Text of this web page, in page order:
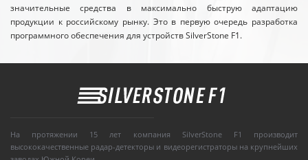
значительные средства в максимально быструю адаптацию
продукции к российскому рынку. Это в первую очередь разработка
программного обеспечения для устройств SilverStone F1.
На протяжении 15 лет компания SilverStone F1 производит
высококачественные радар-детекторы и видеорегистраторы на крупнейших